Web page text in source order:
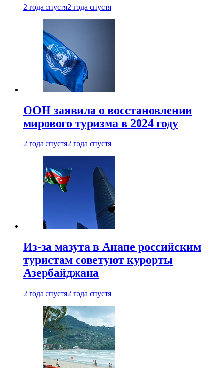
2 года спустя2 года спустя
ООН заявила о восстановлении
мирового туризма в 2024 году
2 года спустя2 года спустя
Из-за мазута в Анапе российским
туристам советуют курорты
Азербайджана
2 года спустя2 года спустя